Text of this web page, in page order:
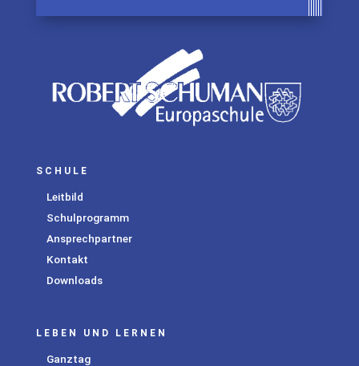
SCHULE
Leitbild
Schulprogramm
Ansprechpartner
Kontakt
Downloads
LEBEN UND LERNEN
Ganztag